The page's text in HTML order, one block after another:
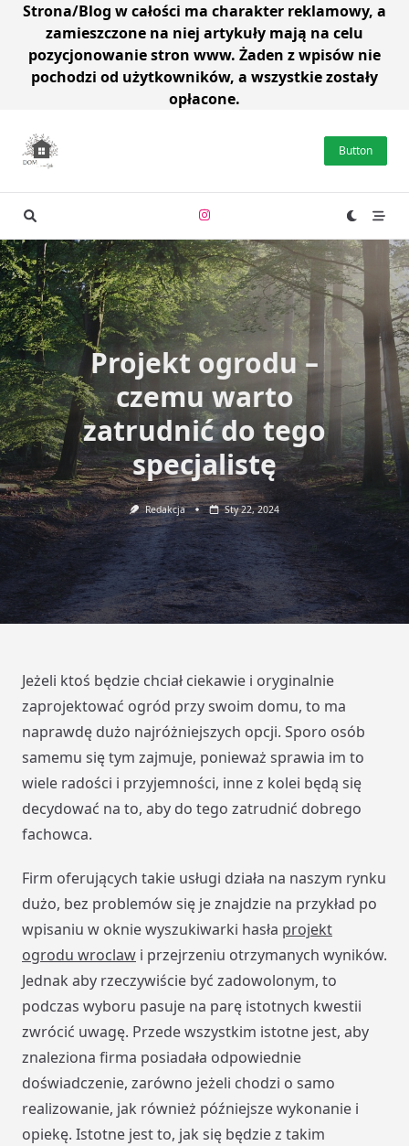
Strona/Blog w całości ma charakter reklamowy, a
zamieszczone na niej artykuły mają na celu
pozycjonowanie stron www. Żaden z wpisów nie
pochodzi od użytkowników, a wszystkie zostały
opłacone.
content
Button
Projekt ogrodu –
czemu warto
zatrudnić do tego
specjalistę
Redakcja Sty 22, 2024
Jeżeli ktoś będzie chciał ciekawie i oryginalnie
zaprojektować ogród przy swoim domu, to ma
naprawdę dużo najróżniejszych opcji. Sporo osób
samemu się tym zajmuje, ponieważ sprawia im to
wiele radości i przyjemności, inne z kolei będą się
decydować na to, aby do tego zatrudnić dobrego
fachowca.
Firm oferujących takie usługi działa na naszym rynku
dużo, bez problemów się je znajdzie na przykład po
wpisaniu w oknie wyszukiwarki hasła projekt
ogrodu wroclaw i przejrzeniu otrzymanych wyników.
Jednak aby rzeczywiście być zadowolonym, to
podczas wyboru pasuje na parę istotnych kwestii
zwrócić uwagę. Przede wszystkim istotne jest, aby
znaleziona firma posiadała odpowiednie
doświadczenie, zarówno jeżeli chodzi o samo
realizowanie, jak również późniejsze wykonanie i
opiekę. Istotne jest to, jak się będzie z takim